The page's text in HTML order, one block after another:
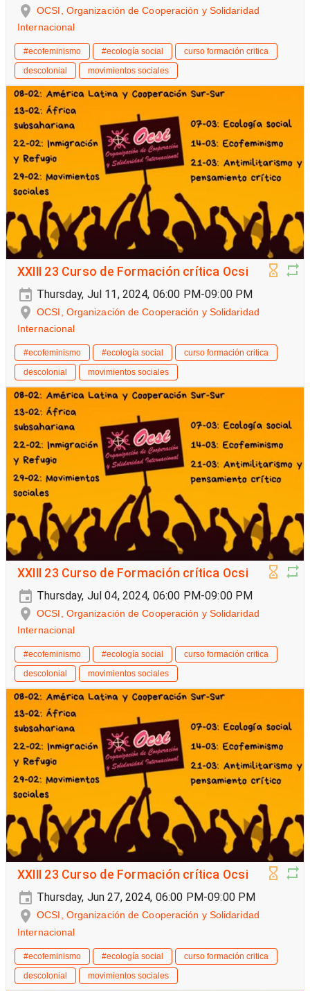
OCSI, Organización de Cooperación y Solidaridad
Internacional
#ecofeminismo #ecología social
curso formación critica
descolonial
movimientos sociales
XXIII 23 Curso de Formación crítica Ocsi
Thursday, Jul 11, 2024, 06:00 PM-09:00 PM
OCSI, Organización de Cooperación y Solidaridad
Internacional
#ecofeminismo #ecología social
curso formación critica
descolonial
movimientos sociales
XXIII 23 Curso de Formación crítica Ocsi
Thursday, Jul 04, 2024, 06:00 PM-09:00 PM
OCSI, Organización de Cooperación y Solidaridad
Internacional
#ecofeminismo #ecología social
curso formación critica
descolonial
movimientos sociales
XXIII 23 Curso de Formación crítica Ocsi
Thursday, Jun 27, 2024, 06:00 PM-09:00 PM
OCSI, Organización de Cooperación y Solidaridad
Internacional
#ecofeminismo #ecología social
curso formación critica
descolonial
movimientos sociales